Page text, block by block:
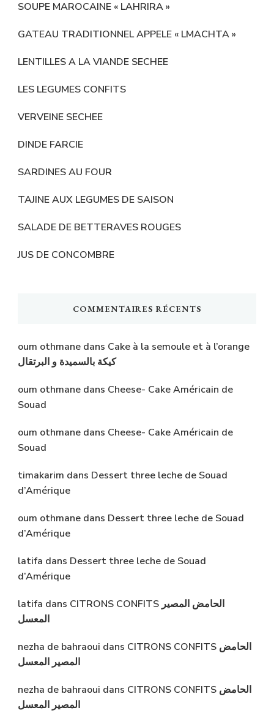
SOUPE MAROCAINE « LAHRIRA »
GATEAU TRADITIONNEL APPELE « LMACHTA »
LENTILLES A LA VIANDE SECHEE
LES LEGUMES CONFITS
VERVEINE SECHEE
DINDE FARCIE
SARDINES AU FOUR
TAJINE AUX LEGUMES DE SAISON
SALADE DE BETTERAVES ROUGES
JUS DE CONCOMBRE
COMMENTAIRES RÉCENTS
oum othmane dans Cake à la semoule et à l’orange
كيكة بالسميدة و البرتقال
oum othmane dans Cheese- Cake Américain de
Souad
oum othmane dans Cheese- Cake Américain de
Souad
timakarim dans Dessert three leche de Souad
d’Amérique
oum othmane dans Dessert three leche de Souad
d’Amérique
latifa dans Dessert three leche de Souad
d’Amérique
latifa dans CITRONS CONFITS الحامض المصير
المعسل
nezha de bahraoui dans CITRONS CONFITS الحامض
المصير المعسل
nezha de bahraoui dans CITRONS CONFITS الحامض
المصير المعسل